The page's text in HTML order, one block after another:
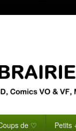
de ♡ Petits